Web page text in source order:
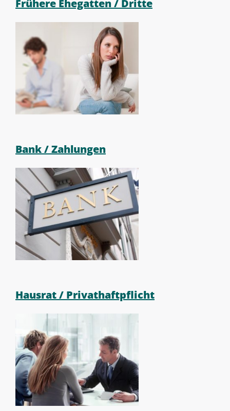
Frühere Ehegatten / Dritte
Bank / Zahlungen
Hausrat / Privathaftpflicht